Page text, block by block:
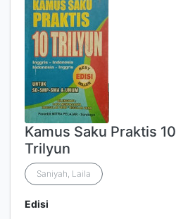
Kamus Saku Praktis 10
Trilyun
Saniyah, Laila
Edisi